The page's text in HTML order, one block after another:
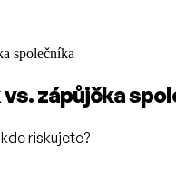
společníka
zápůjčka
riskujete?